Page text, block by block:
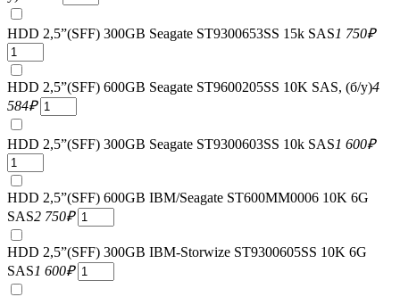
HDD 2,5”(SFF) 300GB Seagate ST9300653SS 15k SAS1 750₽
HDD 2,5”(SFF) 600GB Seagate ST9600205SS 10K SAS, (б/у)4
584₽
HDD 2,5”(SFF) 300GB Seagate ST9300603SS 10k SAS1 600₽
HDD 2,5”(SFF) 600GB IBM/Seagate ST600MM0006 10K 6G
SAS2 750₽
HDD 2,5”(SFF) 300GB IBM-Storwize ST9300605SS 10K 6G
SAS1 600₽